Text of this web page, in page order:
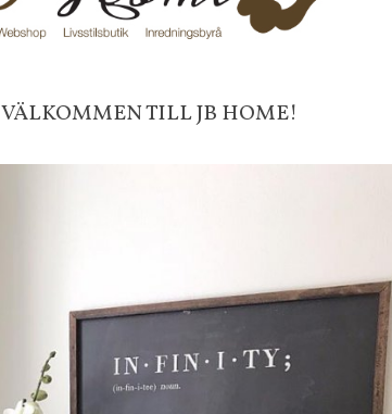
med KLARNA CHECKOUT. Välj
mellan alla Klarnas
välja PAYSON betalningstjänst.
Nöjda kunder och strävar efter
-ligt Tack för att just Du
DU KANSKE OCKSÅ ÄR INTRESSERAD AV
VÄLKOMMEN TILL JB HOME!